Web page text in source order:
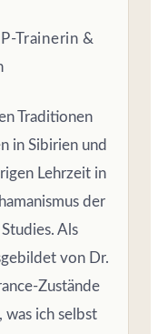
Trainerin &
Traditionen
in Sibirien und
Lehrzeit in
der
Als
von Dr.
Zustände
was ich selbst